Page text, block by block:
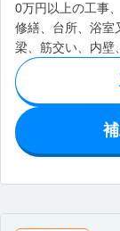
0万円以上の工事
修繕、台所、浴室
梁、筋交い、内壁